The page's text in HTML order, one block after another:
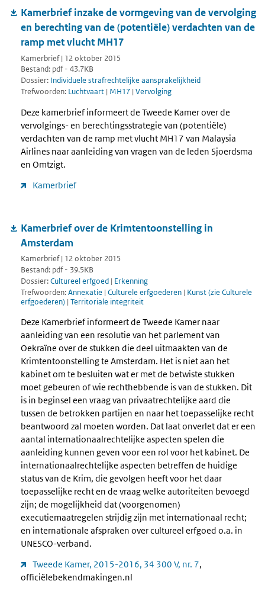
Kamerbrief inzake de vormgeving van de vervolging
en berechting van de (potentiële) verdachten van de
ramp met vlucht MH17
Kamerbrief | 12 oktober 2015
Bestand: pdf - 43.7KB
Dossier: Individuele strafrechtelijke aansprakelijkheid
Trefwoorden: Luchtvaart | MH17 | Vervolging
Deze kamerbrief informeert de Tweede Kamer over de
vervolgings- en berechtingsstrategie van (potentiële)
verdachten van de ramp met vlucht MH17 van Malaysia
Airlines naar aanleiding van vragen van de leden Sjoerdsma
en Omtzigt.
Kamerbrief
Kamerbrief over de Krimtentoonstelling in
Amsterdam
Kamerbrief | 12 oktober 2015
Bestand: pdf - 39.5KB
Dossier:Cultureel erfgoed | Erkenning
Trefwoorden:Annexatie | Culturele erfgoederen | Kunst (zie Culturele
erfgoederen) | Territoriale integriteit
Deze Kamerbrief informeert de Tweede Kamer naar
aanleiding van een resolutie van het parlement van
Oekraïne over de stukken die deel uitmaakten van de
Krimtentoonstelling te Amsterdam. Het is niet aan het
kabinet om te besluiten wat er met de betwiste stukken
moet gebeuren of wie rechthebbende is van de stukken. Dit
is in beginsel een vraag van privaatrechtelijke aard die
tussen de betrokken partijen en naar het toepasselijke recht
beantwoord zal moeten worden. Dat laat onverlet dat er een
aantal internationaalrechtelijke aspecten spelen die
aanleiding kunnen geven voor een rol voor het kabinet. De
internationaalrechtelijke aspecten betreffen de huidige
status van de Krim, die gevolgen heeft voor het daar
toepasselijke recht en de vraag welke autoriteiten bevoegd
zijn; de mogelijkheid dat (voorgenomen)
executiemaatregelen strijdig zijn met internationaal recht;
en internationale afspraken over cultureel erfgoed o.a. in
UNESCO-verband.
Tweede Kamer, 2015-2016, 34 300 V, nr. 7,
officiëlebekendmakingen.nl